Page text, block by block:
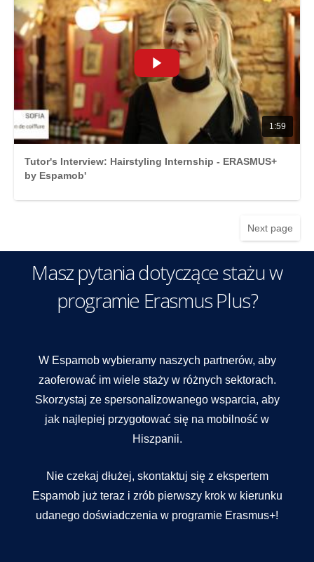
1:59
Tutor's Interview: Hairstyling Internship - ERASMUS+
by Espamob'
Next page
Masz pytania dotyczące stażu w
programie Erasmus Plus?
W Espamob wybieramy naszych partnerów, aby
zaoferować im wiele staży w różnych sektorach.
Skorzystaj ze spersonalizowanego wsparcia, aby
jak najlepiej przygotować się na mobilność w
Hiszpanii.
Nie czekaj dłużej, skontaktuj się z ekspertem
Espamob już teraz i zrób pierwszy krok w kierunku
udanego doświadczenia w programie Erasmus+!